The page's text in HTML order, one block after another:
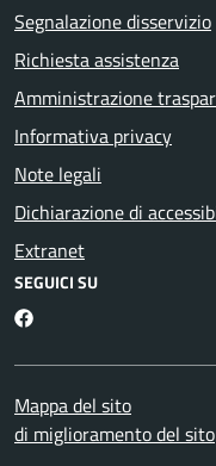
Segnalazione disservizio
Richiesta assistenza
Amministrazione
Informativa privacy
Note legali
Dichiarazione di
Extranet
SEGUICI SU
Facebook
Mappa del sito
di miglioramento del sito